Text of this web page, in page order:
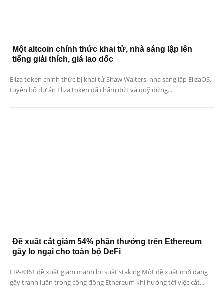
Một altcoin chính thức khai tử, nhà sáng lập lên
tiếng giải thích, giá lao dốc
Eliza token chính thức bị khai tử Shaw Walters, nhà sáng lập ElizaOS,
tuyên bố dự án Eliza token đã chấm dứt và quỹ đứng...
Đề xuất cắt giảm 54% phần thưởng trên Ethereum
gây lo ngại cho toàn bộ DeFi
EIP-8361 đề xuất giảm mạnh lợi suất staking Một đề xuất mới đang
gây tranh luận trong cộng đồng Ethereum khi hướng tới việc cắt...